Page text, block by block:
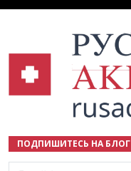
ПОДПИШИТЕСЬ НА БЛОГ
Email